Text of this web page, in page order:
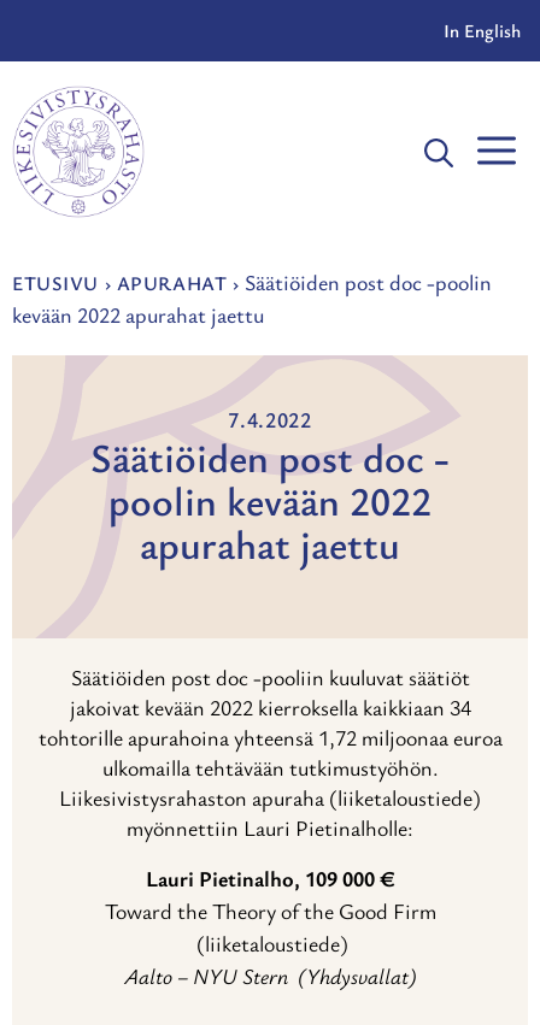
In English
ETUSIVU › APURAHAT › Säätiöiden post doc -poolin
kevään 2022 apurahat jaettu
7.4.2022
Säätiöiden post doc -
poolin kevään 2022
apurahat jaettu
Säätiöiden post doc -pooliin kuuluvat säätiöt
jakoivat kevään 2022 kierroksella kaikkiaan 34
tohtorille apurahoina yhteensä 1,72 miljoonaa euroa
ulkomailla tehtävään tutkimustyöhön.
Liikesivistysrahaston apuraha (liiketaloustiede)
myönnettiin Lauri Pietinalholle:
Lauri Pietinalho, 109 000 €
Toward the Theory of the Good Firm
(liiketaloustiede)
Aalto – NYU Stern (Yhdysvallat)